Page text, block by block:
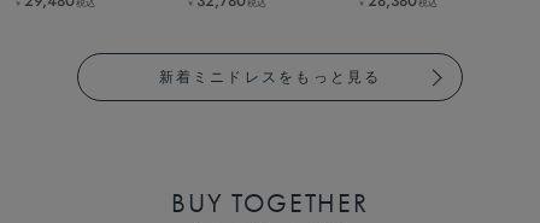
￥ ￥ ￥
新着ミニドレスをもっと見る
BUY TOGETHER